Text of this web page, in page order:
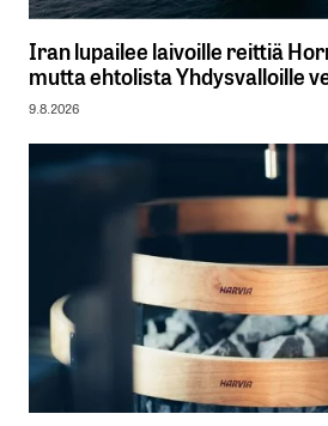
Iran lupailee laivoille reittiä
mutta ehtolista Yhdysvalloille
9.8.2026